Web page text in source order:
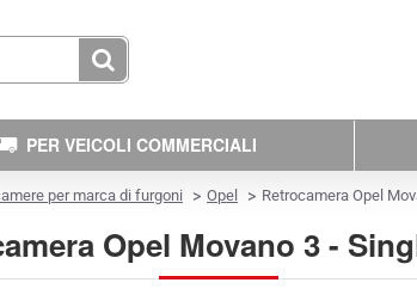
PER VEICOLI COMMERCIALI
Opel Movano 3 -
per marca di furgoni Opel Retrocamera Opel